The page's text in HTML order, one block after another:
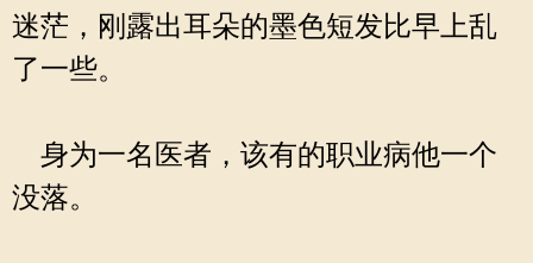
迷茫，刚露出耳朵的墨色短发比早上乱
了一些。
身为一名医者，该有的职业病他一个
没落。